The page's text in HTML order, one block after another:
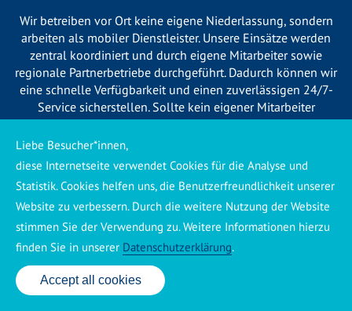
Wir betreiben vor Ort keine eigene Niederlassung, sondern
arbeiten als mobiler Dienstleister. Unsere Einsätze werden
zentral koordiniert und durch eigene Mitarbeiter sowie
regionale Partnerbetriebe durchgeführt. Dadurch können wir
eine schnelle Verfügbarkeit und einen zuverlässigen 24/7-
Service sicherstellen. Sollte kein eigener Mitarbeiter
unmittelbar verfügbar sein, übernehmen Partnerbetriebe aus
Ihrer Region den Auftrag. Alle eingesetzten Betriebe sind
verpflichtet, Sie vor Beginn der Arbeiten transparent über die
voraussichtlichen Kosten zu informieren und ortsübliche
Preise zu berechnen.
Käuferschutz ansehen Impressum
24 Std. Service: ✆ 0176 160 517 86
Accept all cookies
Liebe Besucher*innen,
diese Internetseite verwendet Cookies für die Analyse und
Statistik. Cookies helfen uns, die Benutzerfreundlichkeit unserer
Website zu verbessern. Durch die weitere Nutzung der Website
stimmen Sie der Verwendung zu. Weitere Informationen hierzu
finden Sie in unserer Datenschutzerklärung.